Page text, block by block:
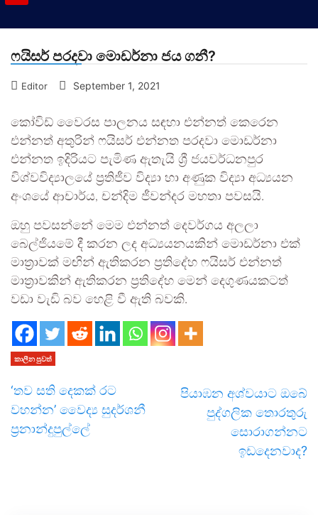
ෆයිසර් පරදවා මොඩර්නා ජය ගනී?
Editor September 1, 2021
කෝවිඩ් වෛරස පාලනය සඳහා එන්නත් කෙරෙන
එන්නත් අතුරින් ෆයිසර් එන්නත පරදවා මොඩර්නා
එන්නත ඉදිරියට පැමිණ ඇතැ‍යි ශ්‍රී ජයවර්ධනපුර
විශ්වවිද්‍යාලයේ ප්‍රතිජීව විද්‍යා හා අණුක විද්‍යා අධ්‍යයන
අංශයේ ආචාර්ය, චන්දිම ජීවන්දර මහතා පවසයි.
ඔහු පවසන්නේ මෙම එන්නත් දෙවර්ගය අලලා
බෙල්ජියමේ දී කරන ලද අධ්‍යයනයකින් මොඩර්නා එක්
මාත්‍රාවක් මඟින් ඇතිකරන ප්‍රතිදේහ ෆයිසර් එන්නත්
මාත්‍රාවකින් ඇතිකරන ප්‍රතිදේහ මෙන් දෙගුණයකටත්
වඩා වැඩි බව හෙළි වී ඇති බවකි.
කාලීන පුවත්
‘තව සති දෙකක් රට
වහන්න’ වෛද්‍ය සුදර්ශනී
ප්‍රනාන්දුපුල්ලේ
පියාඹන අශ්වයාට ඔබේ
පුද්ගලික තොරතුරු
සොරාගන්නට
ඉඩදෙනවාද?